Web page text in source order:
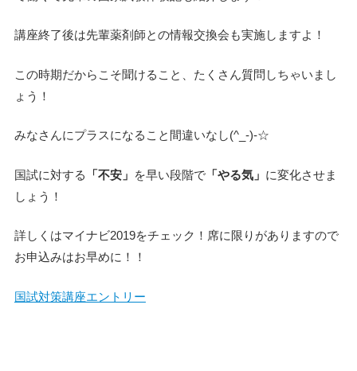
講座終了後は先輩薬剤師との情報交換会も実施しますよ！
この時期だからこそ聞けること、たくさん質問しちゃいまし
ょう！
みなさんにプラスになること間違いなし(^_-)-☆
国試に対する 「不安」 を早い段階で「やる気」 に変化させま
しょう！
詳しくはマイナビ2019をチェック！席に限りがありますので
お申込みはお早めに！！
国試対策講座エントリー